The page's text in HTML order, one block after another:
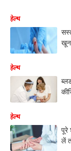
हेल्थ
खून
हेल्थ
हेल्थ
पूरे
लें